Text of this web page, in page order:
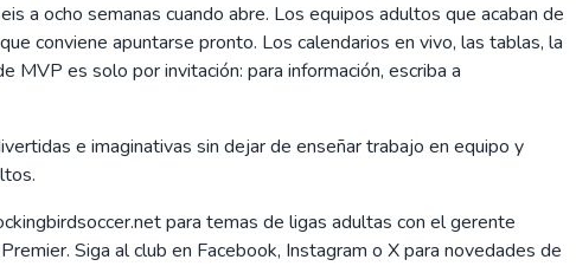
a ocho semanas cuando abre. Los equipos adultos que acaban de
conviene apuntarse pronto. Los calendarios en vivo, las tablas, la
es solo por invitación: para información, escriba a
e imaginativas sin dejar de enseñar trabajo en equipo y
para temas de ligas adultas con el gerente
Siga al club en Facebook, Instagram o X para novedades de